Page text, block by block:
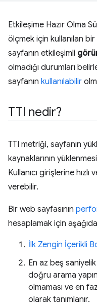
Etkileşime Hazır Olma
ölçmek için kullanılan bir
sayfanın etkileşimli
olmadığı durumları
sayfanın kullanılabilir
TTI nedir?
TTI metriği, sayfanın
kaynaklarının
Kullanıcı girişlerine
verebilir.
Bir web sayfasının
hesaplamak için
İlk Zengin İçerikli
En az beş
doğru arama
olmaması ve en
olarak tanımlanır.